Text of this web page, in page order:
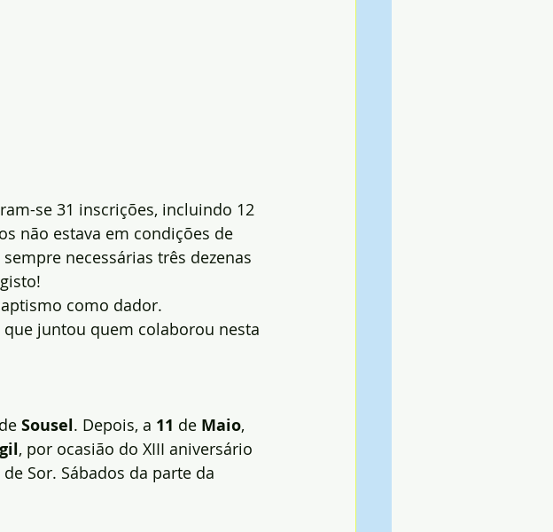
se 31 inscrições, incluindo 12
não estava em condições de
necessárias três dezenas
como dador.
juntou quem colaborou nesta
Sousel. Depois, a 11 de Maio,
, por ocasião do XIII aniversário
Sor. Sábados da parte da